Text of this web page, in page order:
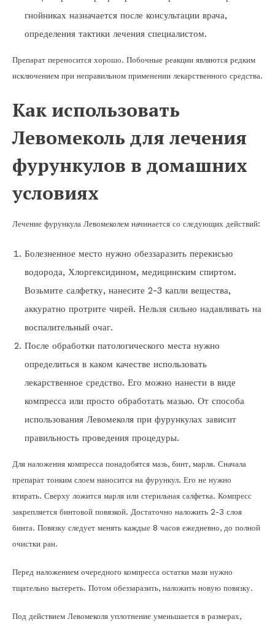
гнойниках назначается после консультации врача,
определения тактики лечения специалистом.
Препарат переносится хорошо. Побочные реакции являются редким
исключением при неправильном применении лекарственного средства.
Как использовать
Левомеколь для лечения
фурункулов в домашних
условиях
Лечение фурункула Левомеколем начинается со следующих действий:
Болезненное место нужно обеззаразить перекисью
водорода, Хлоргексидином, медицинским спиртом.
Возьмите салфетку, нанесите 2-3 капли вещества,
аккуратно протрите чирей. Нельзя сильно надавливать на
воспалительный очаг.
После обработки патологического места нужно
определиться в каком качестве использовать
лекарственное средство. Его можно нанести в виде
компресса или просто обработать мазью. От способа
использования Левомеколя при фурункулах зависит
правильность проведения процедуры.
Для наложения компресса понадобятся мазь, бинт, марля. Сначала
препарат тонким слоем наносится на фурункул. Его не нужно
втирать. Сверху ложится марля или стерильная салфетка. Компресс
закрепляется бинтовой повязкой. Достаточно наложить 2-3 слоя
бинта. Повязку следует менять каждые 8 часов ежедневно, до полной
очистки ран.
Перед наложением очередного компресса остатки мази нужно
тщательно вытереть. Потом обеззаразить, наложить новую повязку.
Под действием Левомеколя уплотнение уменьшается в размерах,